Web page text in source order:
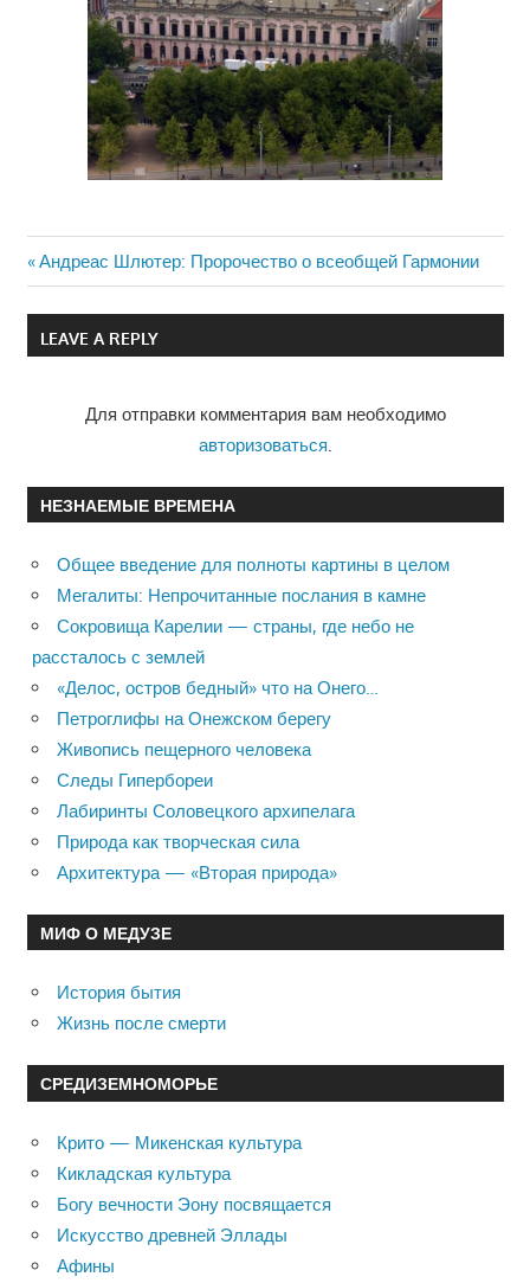
Навигация
по
Previous
Post:
Андреас Шлютер: Пророчество о всеобщей Гармонии
LEAVE A REPLY
Для отправки комментария вам необходимо
авторизоваться
НЕЗНАЕМЫЕ ВРЕМЕНА
Общее введение для полноты картины в целом
Мегалиты: Непрочитанные послания в камне
Сокровища Карелии — страны, где небо не
рассталось с землей
«Делос, остров бедный» что на Онего…
Петроглифы на Онежском берегу
Живопись пещерного человека
Следы Гипербореи
Лабиринты Соловецкого архипелага
Природа как творческая сила
Архитектура — «Вторая природа»
МИФ О МЕДУЗЕ
История бытия
Жизнь после смерти
СРЕДИЗЕМНОМОРЬЕ
Крито — Микенская культура
Кикладская культура
Богу вечности Эону посвящается
Искусство древней Эллады
Афины